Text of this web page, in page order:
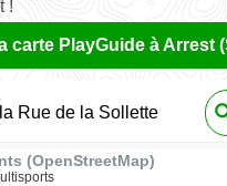
!
carte PlayGuide à Arrest
Rue de la Sollette
(OpenStreetMap)